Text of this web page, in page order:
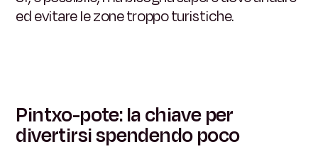
ed evitare le zone troppo turistiche.
Pintxo-pote: la chiave per
divertirsi spendendo poco